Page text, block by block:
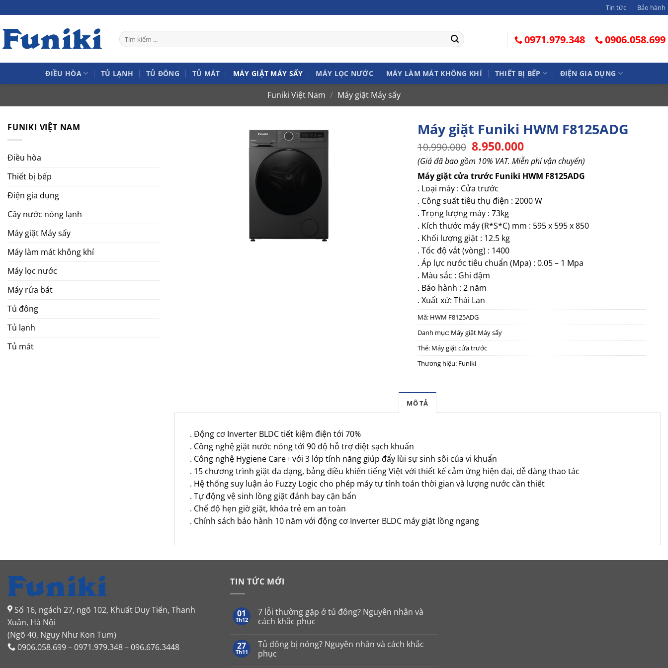
nội
dung
Tin tức Bảo hành
Tìm
kiếm:
0971.979.348 0906.058.699
ĐIỀU HÒA TỦ LẠNH TỦ ĐÔNG TỦ MÁT MÁY GIẶT MÁY SẤY MÁY LỌC NƯỚC MÁY LÀM MÁT KHÔNG KHÍ THIẾT BỊ BẾP ĐIỆN GIA DỤNG
Funiki Việt Nam / Máy giặt Máy sấy
FUNIKI VIỆT NAM
Điều hòa
Thiết bị bếp
Điện gia dụng
Cây nước nóng lạnh
Máy giặt Máy sấy
Máy làm mát không khí
Máy lọc nước
Máy rửa bát
Tủ đông
Tủ lạnh
Tủ mát
Máy giặt Funiki HWM F8125ADG
10.990.000 Giá
gốc
là:
10.990.000.
8.950.000Giá
hiện
tại
là:
(Giá đã bao gồm 10% VAT. Miễn phí vận chuyển)
Máy giặt cửa trước Funiki HWM F8125ADG
. Loại máy : Cửa trước
. Công suất tiêu thụ điện : 2000 W
. Trọng lượng máy : 73kg
. Kích thước máy (R*S*C) mm : 595 x 595 x 850
. Khối lượng giặt : 12.5 kg
. Tốc độ vắt (vòng) : 1400
. Áp lực nước tiêu chuẩn (Mpa) : 0.05 – 1 Mpa
. Màu sắc : Ghi đậm
. Bảo hành : 2 năm
. Xuất xứ: Thái Lan
Mã: HWM F8125ADG
Danh mục: Máy giặt Máy sấy
Thẻ: Máy giặt cửa trước
Thương hiệu: Funiki
MÔ TẢ
. Động cơ Inverter BLDC tiết kiệm điện tới 70%
. Công nghệ giặt nước nóng tới 90 độ hỗ trợ diệt sạch khuẩn
. Công nghệ Hygiene Care+ với 3 lớp tính năng giúp đẩy lùi sự sinh sôi của vi khuẩn
. 15 chương trình giặt đa dạng, bảng điều khiển tiếng Việt với thiết kế cảm ứng hiện đại, dễ dàng thao tác
. Hệ thống suy luận ảo Fuzzy Logic cho phép máy tự tính toán thời gian và lượng nước cần thiết
. Tự động vệ sinh lồng giặt đánh bay cặn bẩn
. Chế độ hẹn giờ giặt, khóa trẻ em an toàn
. Chính sách bảo hành 10 năm với động cơ Inverter BLDC máy giặt lồng ngang
Số 16, ngách 27, ngõ 102, Khuất Duy Tiến, Thanh
Xuân, Hà Nội
(Ngõ 40, Ngụy Như Kon Tum)
0906.058.699 – 0971.979.348 – 096.676.3448
TIN TỨC MỚI
01
Th12
7 lỗi thường gặp ở tủ đông? Nguyên nhân và
cách khắc phục
bình
luận
ở
27
Th11
Tủ đông bị nóng? Nguyên nhân và cách khắc
phục